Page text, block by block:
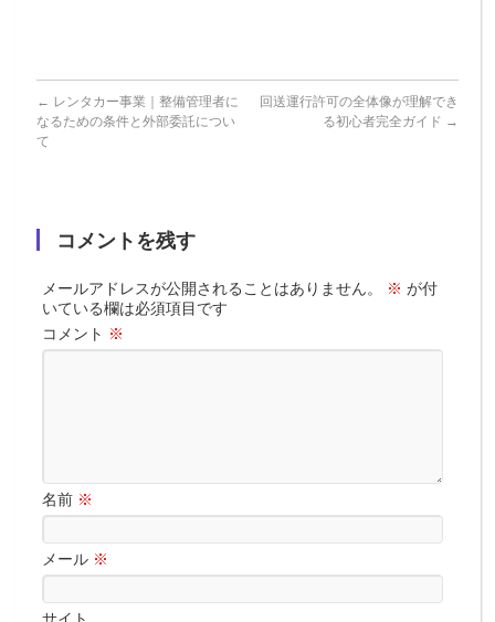
← レンタカー事業｜整備管理者に
なるための条件と外部委託につい
て
回送運行許可の全体像が理解でき
る初心者完全ガイド →
コメントを残す
メールアドレスが公開されることはありません。 ※ が付
いている欄は必須項目です
コメント ※
名前 ※
メール ※
サイト